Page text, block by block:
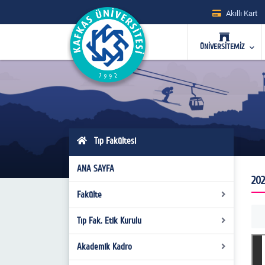
Akıllı Kart
ÜNİVERSİTEMİZ
Tıp Fakültesi
ANA SAYFA
Fakülte
Fakülte Yönetimi
Fakülte Kurulu
Tıp Fak. Etik Kurulu
Üyeler
Akademik Kadro